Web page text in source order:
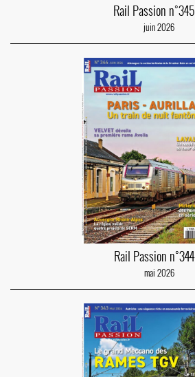
Rail Passion n°345
juin 2026
Rail Passion n°344
mai 2026